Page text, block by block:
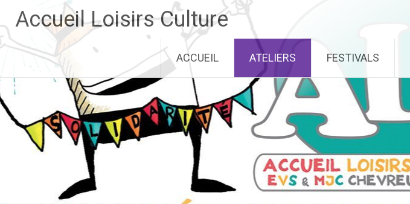
contenu
principal
Accueil Loisirs Culture
ACCUEIL ATELIERS FESTIVALS